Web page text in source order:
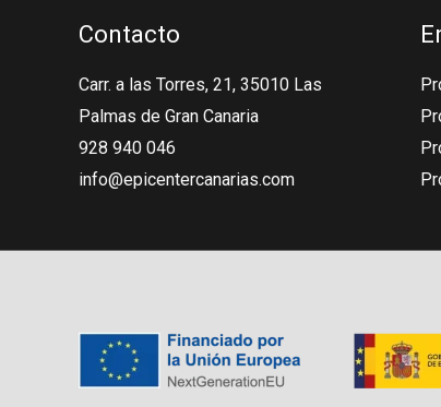
Contacto
Carr. a las Torres, 21, 35010 Las
Palmas de Gran Canaria
928 940 046
info@epicentercanarias.com